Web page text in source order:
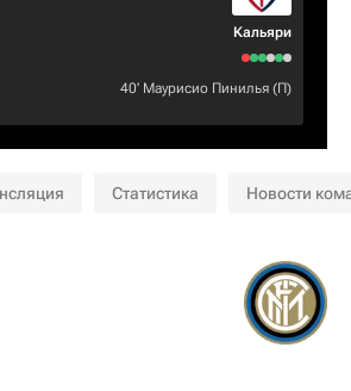
Кальяри
40‎’‎ Маурисио Пинилья (П)
Статистика Новости